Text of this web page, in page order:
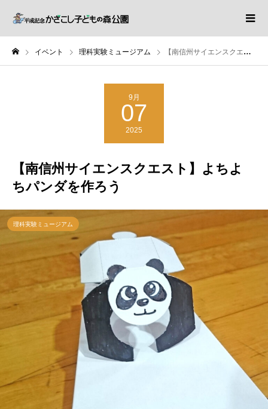
イベント 理科実験ミュージアム 【南信州サイエンスクエスト】よちよちパンダを作ろう
9月
07
2025
【南信州サイエンスクエスト】よちよ
ちパンダを作ろう
理科実験ミュージアム